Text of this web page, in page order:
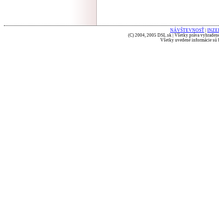
NÁVŠTEVNOSŤ
(C) 2004, 2005 DSL.sk | Všetky práva
Všetky uvedené informácie sú